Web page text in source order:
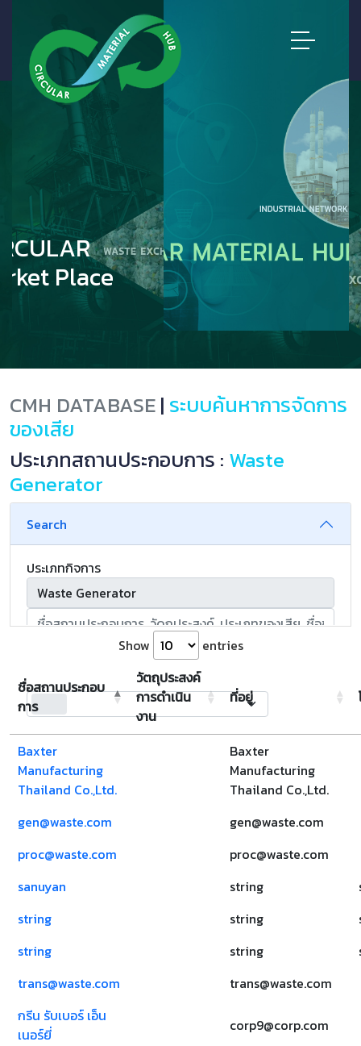
CMH - THE CIRCULAR
MATERIAL HUB
CMH DATABASE| ระบบค้นหาการจัดการ
ของเสีย
ประเภทสถานประกอบการ : Waste
Generator
Search
ประเภทกิจการ
จังหวัด
select
Show entries
ชื่อสถานประกอบ
การ
วัตถุประสงค์
การดำเนิน
งาน
ที่อยู่
Baxter
Manufacturing
Thailand Co.,Ltd.
Baxter
Manufacturing
Thailand Co.,Ltd.
gen@waste.com
gen@waste.com
proc@waste.com
proc@waste.com
sanuyan
string
string
string
string
string
trans@waste.com
trans@waste.com
กรีน รับเบอร์ เอ็น
เนอร์ยี่
corp9@corp.com